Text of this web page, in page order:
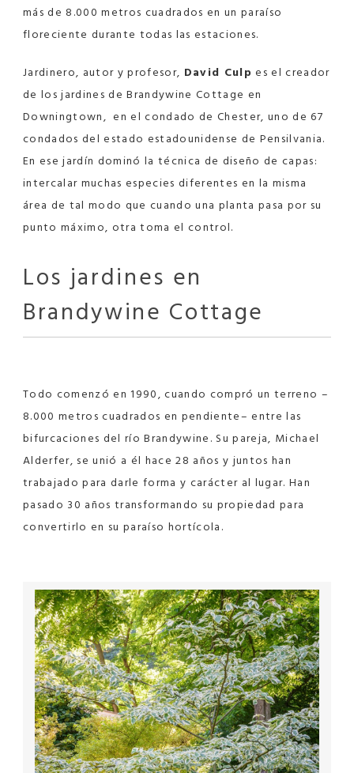
más de 8.000 metros cuadrados en un paraíso
floreciente durante todas las estaciones.
Jardinero, autor y profesor, David Culp es el creador
de los jardines de Brandywine Cottage en
Downingtown, en el condado de Chester, uno de 67
condados del estado estadounidense de Pensilvania.
En ese jardín dominó la técnica de diseño de capas:
intercalar muchas especies diferentes en la misma
área de tal modo que cuando una planta pasa por su
punto máximo, otra toma el control.
Los jardines en
Brandywine Cottage
Todo comenzó en 1990, cuando compró un terreno –
8.000 metros cuadrados en pendiente– entre las
bifurcaciones del río Brandywine. Su pareja, Michael
Alderfer, se unió a él hace 28 años y juntos han
trabajado para darle forma y carácter al lugar. Han
pasado 30 años transformando su propiedad para
convertirlo en su paraíso hortícola.